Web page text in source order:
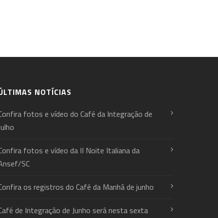
NOTÍCIAS
fotos e vídeo do Café da Integração de
fotos e vídeo da II Noite Italiana da
SC
os registros do Café da Manhã de junho
de Integração de Junho será nesta sexta